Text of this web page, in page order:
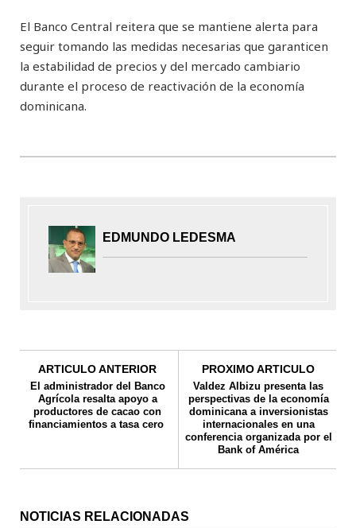
El Banco Central reitera que se mantiene alerta para
seguir tomando las medidas necesarias que garanticen
la estabilidad de precios y del mercado cambiario
durante el proceso de reactivación de la economía
dominicana.
EDMUNDO LEDESMA
ARTICULO ANTERIOR
El administrador del Banco
Agrícola resalta apoyo a
productores de cacao con
financiamientos a tasa cero
PROXIMO ARTICULO
Valdez Albizu presenta las
perspectivas de la economía
dominicana a inversionistas
internacionales en una
conferencia organizada por el
Bank of América
NOTICIAS RELACIONADAS